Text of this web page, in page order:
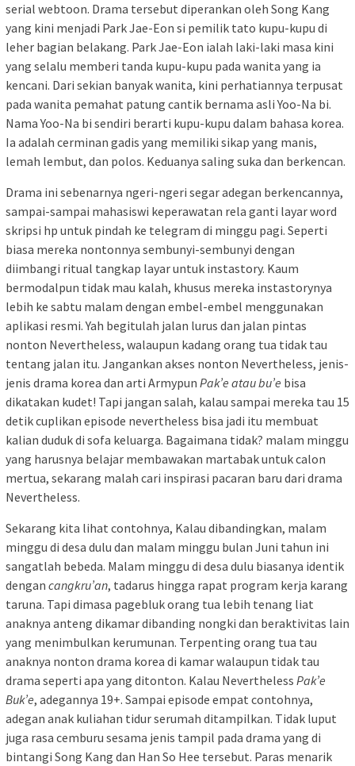
serial webtoon. Drama tersebut diperankan oleh Song Kang
yang kini menjadi Park Jae-Eon si pemilik tato kupu-kupu di
leher bagian belakang. Park Jae-Eon ialah laki-laki masa kini
yang selalu memberi tanda kupu-kupu pada wanita yang ia
kencani. Dari sekian banyak wanita, kini perhatiannya terpusat
pada wanita pemahat patung cantik bernama asli Yoo-Na bi.
Nama Yoo-Na bi sendiri berarti kupu-kupu dalam bahasa korea.
Ia adalah cerminan gadis yang memiliki sikap yang manis,
lemah lembut, dan polos. Keduanya saling suka dan berkencan.
Drama ini sebenarnya ngeri-ngeri segar adegan berkencannya,
sampai-sampai mahasiswi keperawatan rela ganti layar word
skripsi hp untuk pindah ke telegram di minggu pagi. Seperti
biasa mereka nontonnya sembunyi-sembunyi dengan
diimbangi ritual tangkap layar untuk instastory. Kaum
bermodalpun tidak mau kalah, khusus mereka instastorynya
lebih ke sabtu malam dengan embel-embel menggunakan
aplikasi resmi. Yah begitulah jalan lurus dan jalan pintas
nonton Nevertheless, walaupun kadang orang tua tidak tau
tentang jalan itu. Jangankan akses nonton Nevertheless, jenis-
jenis drama korea dan arti Armypun Pak’e atau bu’e bisa
dikatakan kudet! Tapi jangan salah, kalau sampai mereka tau 15
detik cuplikan episode nevertheless bisa jadi itu membuat
kalian duduk di sofa keluarga. Bagaimana tidak? malam minggu
yang harusnya belajar membawakan martabak untuk calon
mertua, sekarang malah cari inspirasi pacaran baru dari drama
Nevertheless.
Sekarang kita lihat contohnya, Kalau dibandingkan, malam
minggu di desa dulu dan malam minggu bulan Juni tahun ini
sangatlah bebeda. Malam minggu di desa dulu biasanya identik
dengan cangkru’an, tadarus hingga rapat program kerja karang
taruna. Tapi dimasa pagebluk orang tua lebih tenang liat
anaknya anteng dikamar dibanding nongki dan beraktivitas lain
yang menimbulkan kerumunan. Terpenting orang tua tau
anaknya nonton drama korea di kamar walaupun tidak tau
drama seperti apa yang ditonton. Kalau Nevertheless Pak’e
Buk’e, adegannya 19+. Sampai episode empat contohnya,
adegan anak kuliahan tidur serumah ditampilkan. Tidak luput
juga rasa cemburu sesama jenis tampil pada drama yang di
bintangi Song Kang dan Han So Hee tersebut. Paras menarik